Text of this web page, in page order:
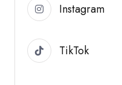
Instagram
TikTok